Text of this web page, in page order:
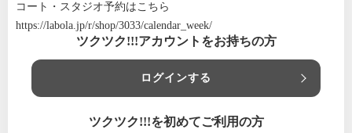
コート・スタジオ予約はこちら
https://labola.jp/r/shop/3033/calendar_week/
ツクツク!!!アカウントをお持ちの方
ログインする
ツクツク!!!を初めてご利用の方